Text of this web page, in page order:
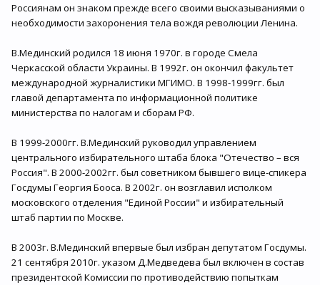
Россиянам он знаком прежде всего своими высказываниями о
необходимости захоронения тела вождя революции Ленина.
В.Мединский родился 18 июня 1970г. в городе Смела
Черкасской области Украины. В 1992г. он окончил факультет
международной журналистики МГИМО. В 1998-1999гг. был
главой департамента по информационной политике
министерства по налогам и сборам РФ.
В 1999-2000гг. В.Мединский руководил управлением
центрального избирательного штаба блока "Отечество – вся
Россия". В 2000-2002гг. был советником бывшего вице-спикера
Госдумы Георгия Бооса. В 2002г. он возглавил исполком
московского отделения "Единой России" и избирательный
штаб партии по Москве.
В 2003г. В.Мединский впервые был избран депутатом Госдумы.
21 сентября 2010г. указом Д.Медведева был включен в состав
президентской Комиссии по противодействию попыткам